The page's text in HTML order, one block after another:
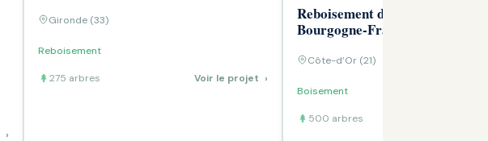
›
Gironde (33)
Reboisement
275 arbres Voir le projet ›
Reboisement de Friches en
Bourgogne-Franche-Comté
Côte-d’Or (21)
Boisement
500 arbres